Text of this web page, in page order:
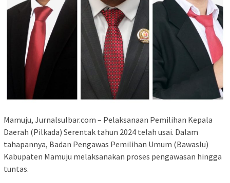
Mamuju, Jurnalsulbar.com – Pelaksanaan Pemilihan Kepala
Daerah (Pilkada) Serentak tahun 2024 telah usai. Dalam
tahapannya, Badan Pengawas Pemilihan Umum (Bawaslu)
Kabupaten Mamuju melaksanakan proses pengawasan hingga
tuntas.